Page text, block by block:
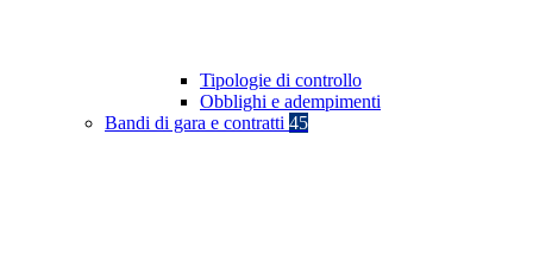
Tipologie di controllo
Obblighi e adempimenti
Bandi di gara e contratti 45